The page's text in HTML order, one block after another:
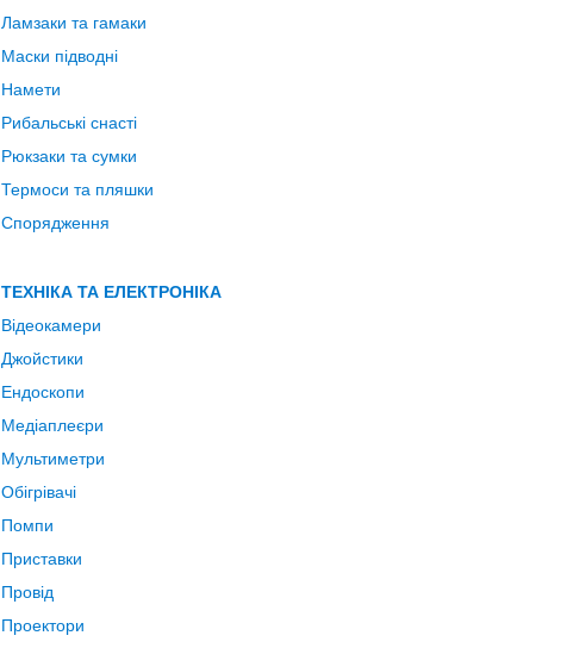
Ламзаки та гамаки
Маски підводні
Намети
Рибальські снасті
Рюкзаки та сумки
Термоси та пляшки
Спорядження
ТЕХНІКА ТА ЕЛЕКТРОНІКА
Відеокамери
Джойстики
Ендоскопи
Медіаплеєри
Мультиметри
Обігрівачі
Помпи
Приставки
Провід
Проектори